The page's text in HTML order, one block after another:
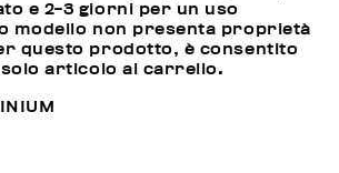
e 2-3 giorni per un uso
modello non presenta proprietà
questo prodotto, è consentito
solo articolo al carrello.